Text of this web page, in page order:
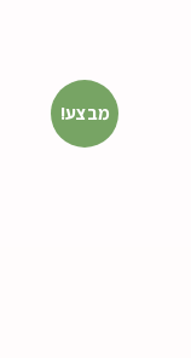
מבצע!